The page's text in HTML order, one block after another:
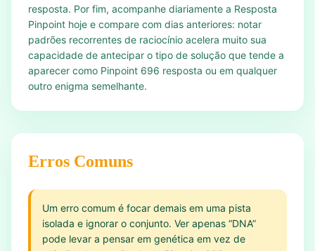
resposta. Por fim, acompanhe diariamente a Resposta
Pinpoint hoje e compare com dias anteriores: notar
padrões recorrentes de raciocínio acelera muito sua
capacidade de antecipar o tipo de solução que tende a
aparecer como Pinpoint 696 resposta ou em qualquer
outro enigma semelhante.
Erros Comuns
Um erro comum é focar demais em uma pista
isolada e ignorar o conjunto. Ver apenas “DNA”
pode levar a pensar em genética em vez de